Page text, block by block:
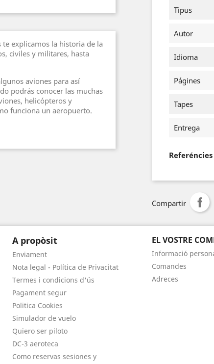
explicamos la historia de la
civiles y militares, hasta
aviones para así
podrás conocer las muchas
helicópteros y
funciona un aeropuerto.
Tipus
Autor
Idioma
Págines
Tapes
Entrega
Compartir
A propòsit
Enviament
Nota legal - Política de Privacitat
Termes i condicions d'ús
Pagament segur
Politica Cookies
Simulador de vuelo
Quiero ser piloto
DC-3 aeroteca
Como reservas sesiones y
EL VOSTRE
Informació
Comandes
Adreces